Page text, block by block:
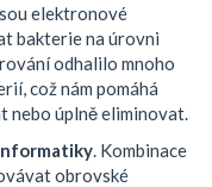
elektronové
bakterie na úrovni
odhalilo mnoho
což nám pomáhá
nebo úplně eliminovat.
. Kombinace
obrovské